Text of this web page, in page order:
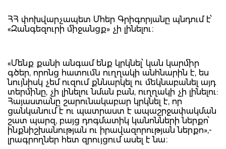
ՀՀ փոխվարչապետ Մհեր Գրիգորյանը պնդում է՝
«Զանգեզուրի միջանցք» չի լինելու։
«Մենք քանի անգամ ենք կրկնել՝ կան կարմիր
գծեր, որոնց հատումն ուղղակի անհնարին է, ես
նույնիսկ չեմ ուզում քննարկել ու մեկնաբանել այդ
տերմինը, չի լինելու նման բան, ուղղակի չի լինելու:
Հայաստանը շարունակաբար կրկնել է, որ
ցանկանում է ու պատրաստ է ապաշրջափակման
շատ պարզ, բայց դոգմատիկ կանոնների ներքո՝
ինքնիշխանության ու իրավազորության ներքո»,-
լրագրողներ հետ զրույցում ասել է նա։